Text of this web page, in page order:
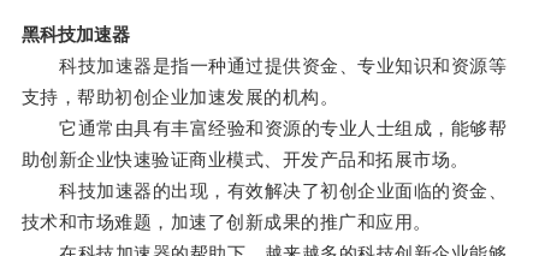
黑科技加速器
科技加速器是指一种通过提供资金、专业知识和资源等
支持，帮助初创企业加速发展的机构。
它通常由具有丰富经验和资源的专业人士组成，能够帮
助创新企业快速验证商业模式、开发产品和拓展市场。
科技加速器的出现，有效解决了初创企业面临的资金、
技术和市场难题，加速了创新成果的推广和应用。